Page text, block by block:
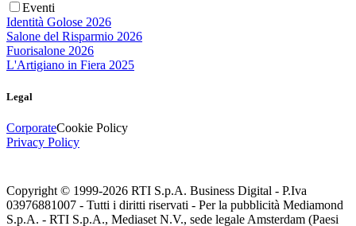
Eventi
Identità Golose 2026
Salone del Risparmio 2026
Fuorisalone 2026
L'Artigiano in Fiera 2025
Legal
CorporateCookie Policy
Privacy Policy
Copyright © 1999-2026 RTI S.p.A. Business Digital - P.Iva
03976881007 - Tutti i diritti riservati - Per la pubblicità Mediamond
S.p.A. - RTI S.p.A., Mediaset N.V., sede legale Amsterdam (Paesi